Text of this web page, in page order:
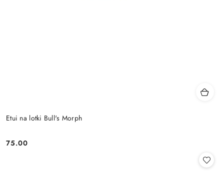
Etui na lotki Bull's Morph
Cena:
75.00